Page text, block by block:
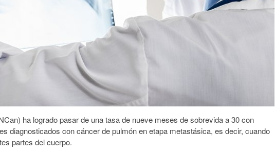
ha logrado pasar de una tasa de nueve meses de sobrevida a 30 con
diagnosticados con cáncer de pulmón en etapa metastásica, es decir, cuando
partes del cuerpo.